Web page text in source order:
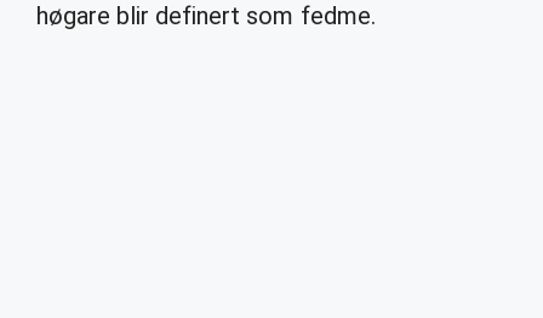
høgare blir definert som fedme.